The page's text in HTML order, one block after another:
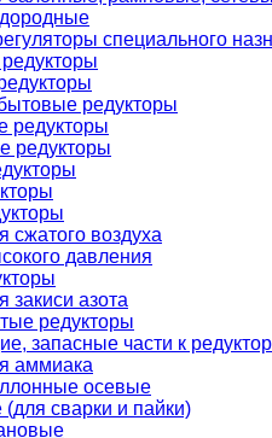
специального
редукторы
редукторы
редукторы
сжатого воздуха
давления
закиси азота
редукторы
запасные части к
аммиака
осевые
сварки и пайки)